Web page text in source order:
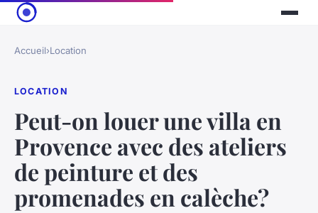
Accueil›Location
LOCATION
Peut-on louer une villa en
Provence avec des ateliers
de peinture et des
promenades en calèche?